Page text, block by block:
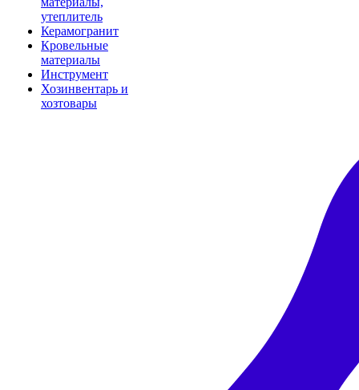
утеплитель
Керамогранит
Кровельные
материалы
Инструмент
Хозинвентарь и
хозтовары